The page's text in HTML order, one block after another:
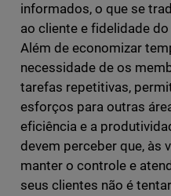
informados, o que se
ao cliente e fidelidade
Além de economizar
necessidade de os
tarefas repetitivas,
esforços para outras
eficiência e a
devem perceber que, às
manter o controle e
seus clientes não é